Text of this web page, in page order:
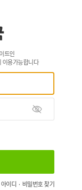
트인
이용가능합니다
아이디 · 비밀번호 찾기